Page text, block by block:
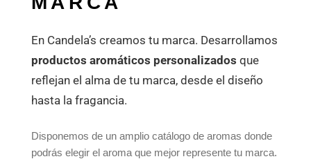
En Candela’s creamos tu marca. Desarrollamos
productos aromáticos personalizados que
reflejan el alma de tu marca, desde el diseño
hasta la fragancia.
Disponemos de un amplio catálogo de aromas donde
podrás elegir el aroma que mejor represente tu marca.